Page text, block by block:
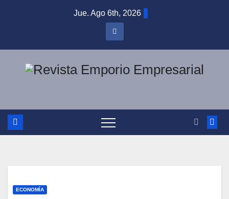
Jue. Ago 6th, 2026
ECONOMÍA